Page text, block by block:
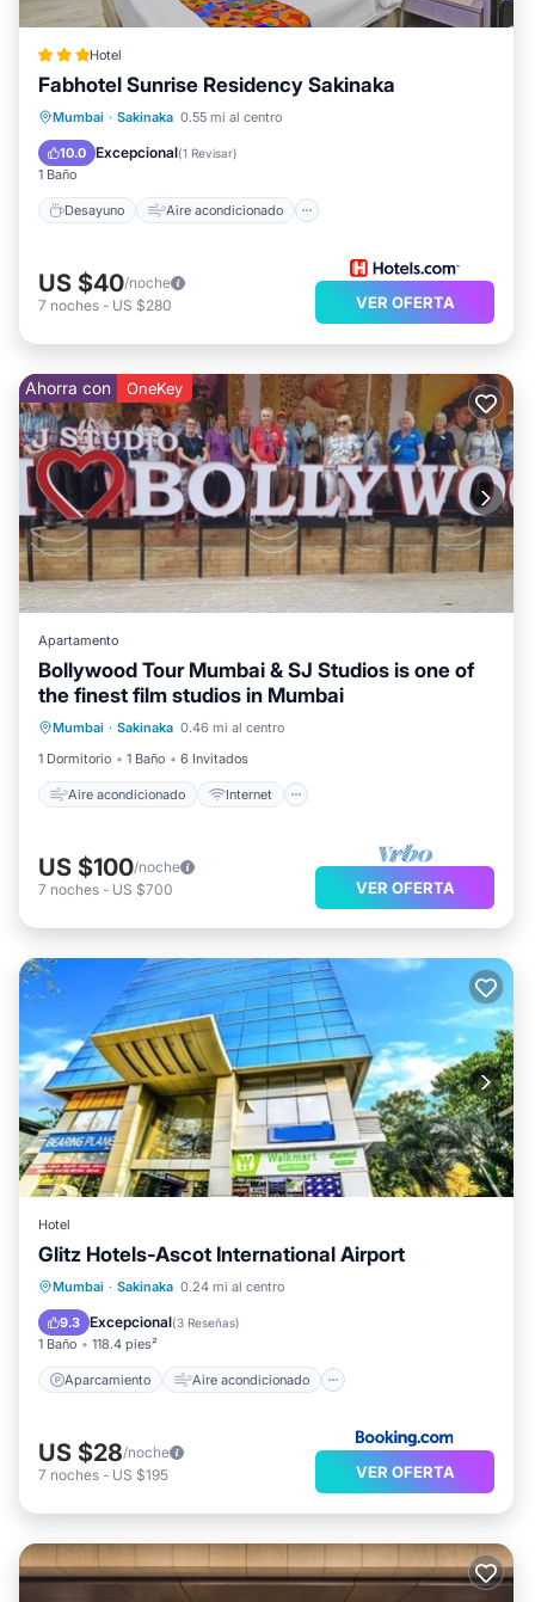
Hotel
Fabhotel Sunrise Residency Sakinaka
Mumbai · Sakinaka 0.55 mi al centro
10.0 Excepcional(1 Revisar)
1 Baño
Desayuno Aire acondicionado
Desayuno
Aire acondicionado
Internet
Apto para niños
US $40/noche
7 noches - US $280 VER OFERTA
Ahorra con OneKey
Apartamento
Bollywood Tour Mumbai & SJ Studios is one of
the finest film studios in Mumbai
Mumbai · Sakinaka 0.46 mi al centro
1 Dormitorio
1 Baño 6 Invitados
Aire acondicionado Internet
Aire acondicionado
Internet
Lavandería
Instalaciones de bienestar
US $100/noche
7 noches - US $700 VER OFERTA
Hotel
Glitz Hotels-Ascot International Airport
Mumbai · Sakinaka 0.24 mi al centro
9.3 Excepcional(3 Reseñas)
1 Baño 118.4 pies²
Aparcamiento Aire acondicionado
Aparcamiento
Aire acondicionado
Internet
Apto para niños
US $28/noche
7 noches - US $195 VER OFERTA